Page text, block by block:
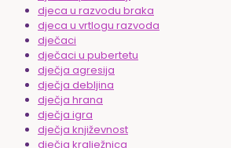
djeca u razvodu braka
djeca u vrtlogu razvoda
dječaci
dječaci u pubertetu
dječja agresija
dječja debljina
dječja hrana
dječja igra
dječja književnost
dječja kralježnica